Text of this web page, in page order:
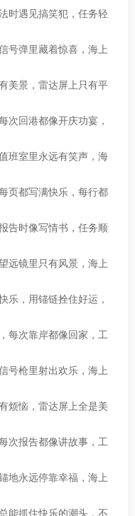
时遇见搞笑犯，任务轻
号弹里藏着惊喜，海上
美景，雷达屏上只有平
次回港都像开庆功宴，
班室里永远有笑声，海
页都写满快乐，每行都
告时像写情书，任务顺
远镜里只有风景，海上
乐，用锚链拴住好运，
每次靠岸都像回家，工
号枪里射出欢乐，海上
烦恼，雷达屏上全是美
次报告都像讲故事，工
地永远停靠幸福，海上
能抓住快乐的潮头，不